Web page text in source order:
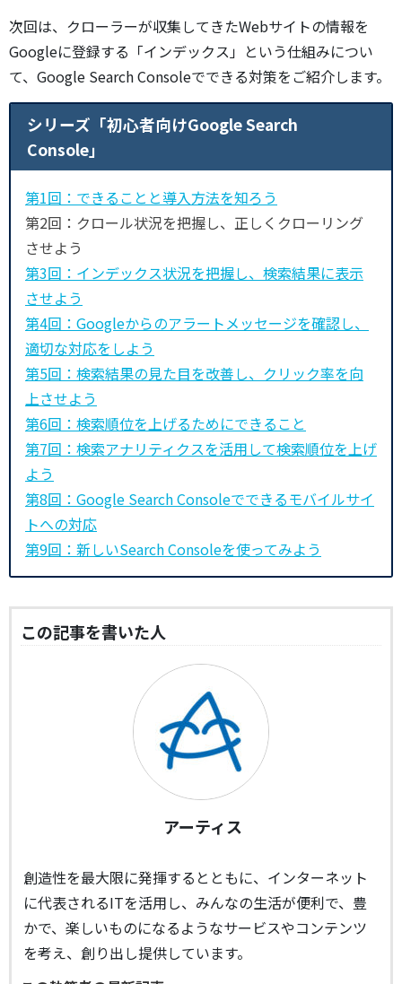
次回は、クローラーが収集してきたWebサイトの情報を
Googleに登録する「インデックス」という仕組みについ
て、Google Search Consoleでできる対策をご紹介します。
シリーズ「初心者向けGoogle Search
Console」
第1回：できることと導入方法を知ろう
第2回：クロール状況を把握し、正しくクローリング
させよう
第3回：インデックス状況を把握し、検索結果に表示
させよう
第4回：Googleからのアラートメッセージを確認し、
適切な対応をしよう
第5回：検索結果の見た目を改善し、クリック率を向
上させよう
第6回：検索順位を上げるためにできること
第7回：検索アナリティクスを活用して検索順位を上げ
よう
第8回：Google Search Consoleでできるモバイルサイ
トへの対応
第9回：新しいSearch Consoleを使ってみよう
この記事を書いた人
アーティス
創造性を最大限に発揮するとともに、インターネット
に代表されるITを活用し、みんなの生活が便利で、豊
かで、楽しいものになるようなサービスやコンテンツ
を考え、創り出し提供しています。